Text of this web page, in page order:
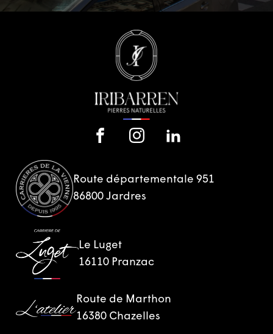
Route départementale 951
86800 Jardres
Le Luget
16110 Pranzac
Route de Marthon
16380 Chazelles